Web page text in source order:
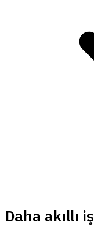
Daha akıllı